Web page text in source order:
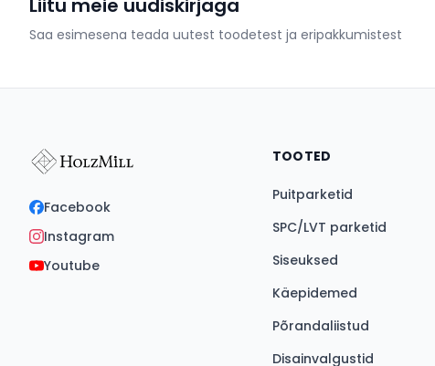
Liitu meie uudiskirjaga
Saa esimesena teada uutest toodetest ja eripakkumistest
Facebook
Instagram
Youtube
TOOTED
Puitparketid
SPC/LVT parketid
Siseuksed
Käepidemed
Põrandaliistud
Disainvalgustid